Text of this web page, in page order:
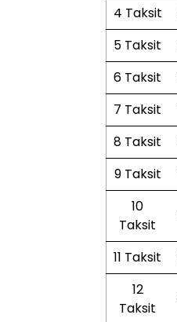
4 Taksit
5 Taksit
6 Taksit
7 Taksit
8 Taksit
9 Taksit
10
Taksit
11 Taksit
12
Taksit